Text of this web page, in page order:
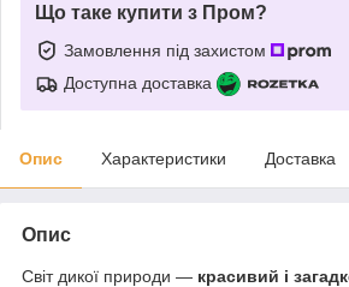
Що таке купити з Пром?
Замовлення під захистом
Доступна доставка
Опис Характеристики Доставка
Опис
Світ дикої природи — красивий і